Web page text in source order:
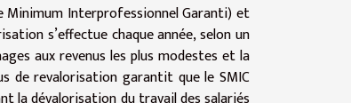
Minimum Interprofessionnel Garanti) et
s’effectue chaque année, selon un
aux revenus les plus modestes et la
de revalorisation garantit que le SMIC